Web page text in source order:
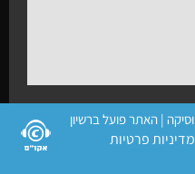
מדיניות פרטיות